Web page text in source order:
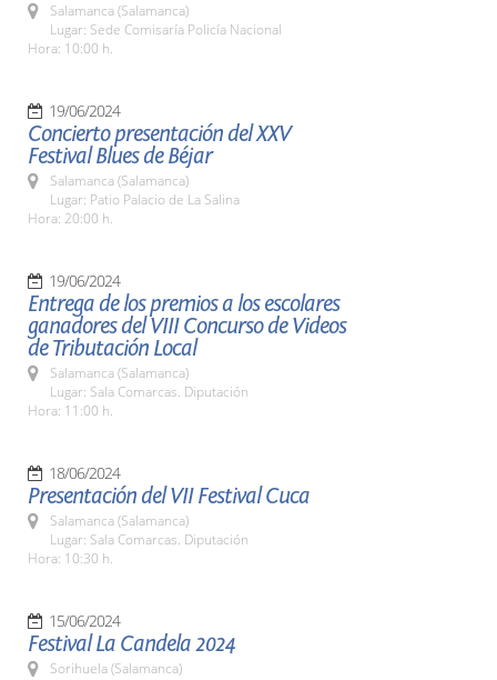
Salamanca (Salamanca)
Lugar: Sede Comisaría Policía Nacional
Hora: 10:00 h.
19/06/2024
Concierto presentación del XXV
Festival Blues de Béjar
Salamanca (Salamanca)
Lugar: Patio Palacio de La Salina
Hora: 20:00 h.
19/06/2024
Entrega de los premios a los escolares
ganadores del VIII Concurso de Videos
de Tributación Local
Salamanca (Salamanca)
Lugar: Sala Comarcas. Diputación
Hora: 11:00 h.
18/06/2024
Presentación del VII Festival Cuca
Salamanca (Salamanca)
Lugar: Sala Comarcas. Diputación
Hora: 10:30 h.
15/06/2024
Festival La Candela 2024
Sorihuela (Salamanca)